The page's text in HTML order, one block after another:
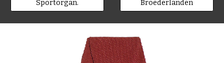
Sportorgan. Broederlanden